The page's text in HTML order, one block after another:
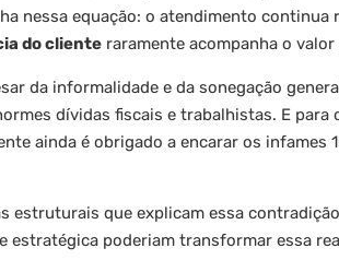
nessa equação: o atendimento continua
do cliente raramente acompanha o valor
da informalidade e da sonegação
dívidas fiscais e trabalhistas. E para
ainda é obrigado a encarar os infames
estruturais que explicam essa
estratégica poderiam transformar essa